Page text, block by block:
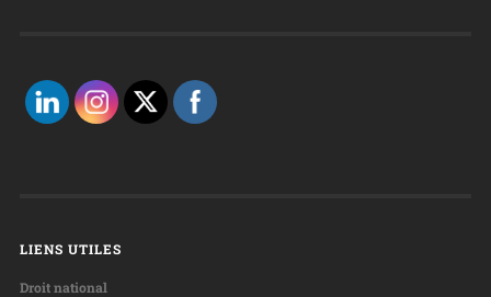
LIENS UTILES
Droit national